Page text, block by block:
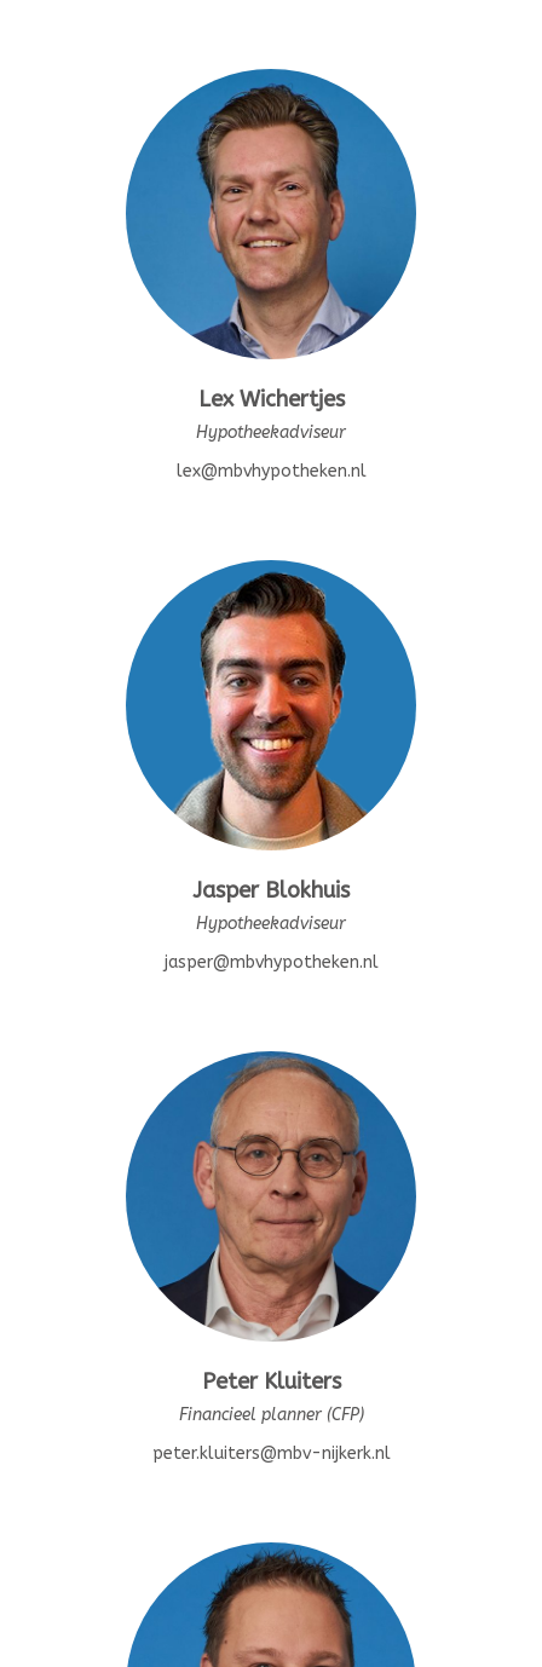
Lex Wichertjes
Hypotheekadviseur
lex@mbvhypotheken.nl
Jasper Blokhuis
Hypotheekadviseur
jasper@mbvhypotheken.nl
Peter Kluiters
Financieel planner (CFP)
peter.kluiters@mbv-nijkerk.nl